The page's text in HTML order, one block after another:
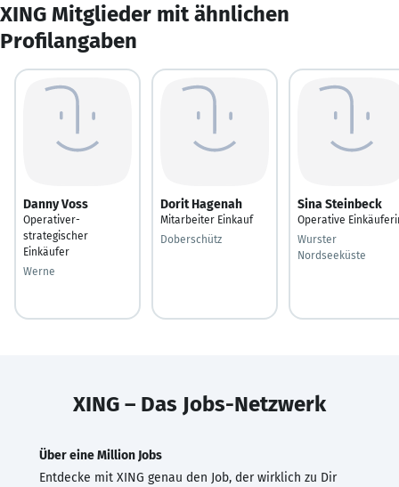
XING Mitglieder mit ähnlichen
Profilangaben
Danny Voss
Operativer-
strategischer
Einkäufer
Werne
Dorit Hagenah
Mitarbeiter Einkauf
Doberschütz
Sina Steinbeck
Operative
Wurster
Nordseeküste
XING – Das Jobs-Netzwerk
Über eine Million Jobs
Entdecke mit XING genau den Job, der wirklich zu Dir